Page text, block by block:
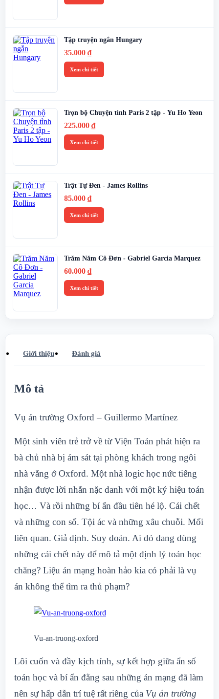
Tập truyện ngắn Hungary
35.000 ₫
Xem chi tiết
Trọn bộ Chuyện tình Paris 2 tập - Yu Ho Yeon
225.000 ₫
Xem chi tiết
Trật Tự Đen - James Rollins
85.000 ₫
Xem chi tiết
Trăm Năm Cô Đơn - Gabriel Garcia Marquez
60.000 ₫
Xem chi tiết
Giới thiệu Đánh giá
Mô tả
Vụ án trường Oxford – Guillermo Martínez
Một sinh viên trẻ trở về từ Viện Toán phát hiện ra
bà chủ nhà bị ám sát tại phòng khách trong ngôi
nhà vắng ở Oxford. Một nhà logic học nức tiếng
nhận được lời nhắn nặc danh với một ký hiệu toán
học… Và rồi những bí ẩn đầu tiên hé lộ. Cái chết
và những con số. Tội ác và những xâu chuỗi. Mối
liên quan. Giả định. Suy đoán. Ai đó đang dùng
những cái chết này để mô tả một định lý toán học
chăng? Liệu án mạng hoàn hảo kia có phải là vụ
án không thể tìm ra thủ phạm?
Vu-an-truong-oxford
Lôi cuốn và đầy kịch tính, sự kết hợp giữa ẩn số
toán học và bí ẩn đằng sau những án mạng đã làm
nên sự hấp dẫn trí tuệ rất riêng của Vụ án trường